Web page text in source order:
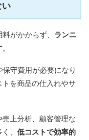
い
がかからず、 ランニ
。
守費用が必要になり
を商品の仕入れやサ
上分析、顧客管理な
、 低コストで効率的